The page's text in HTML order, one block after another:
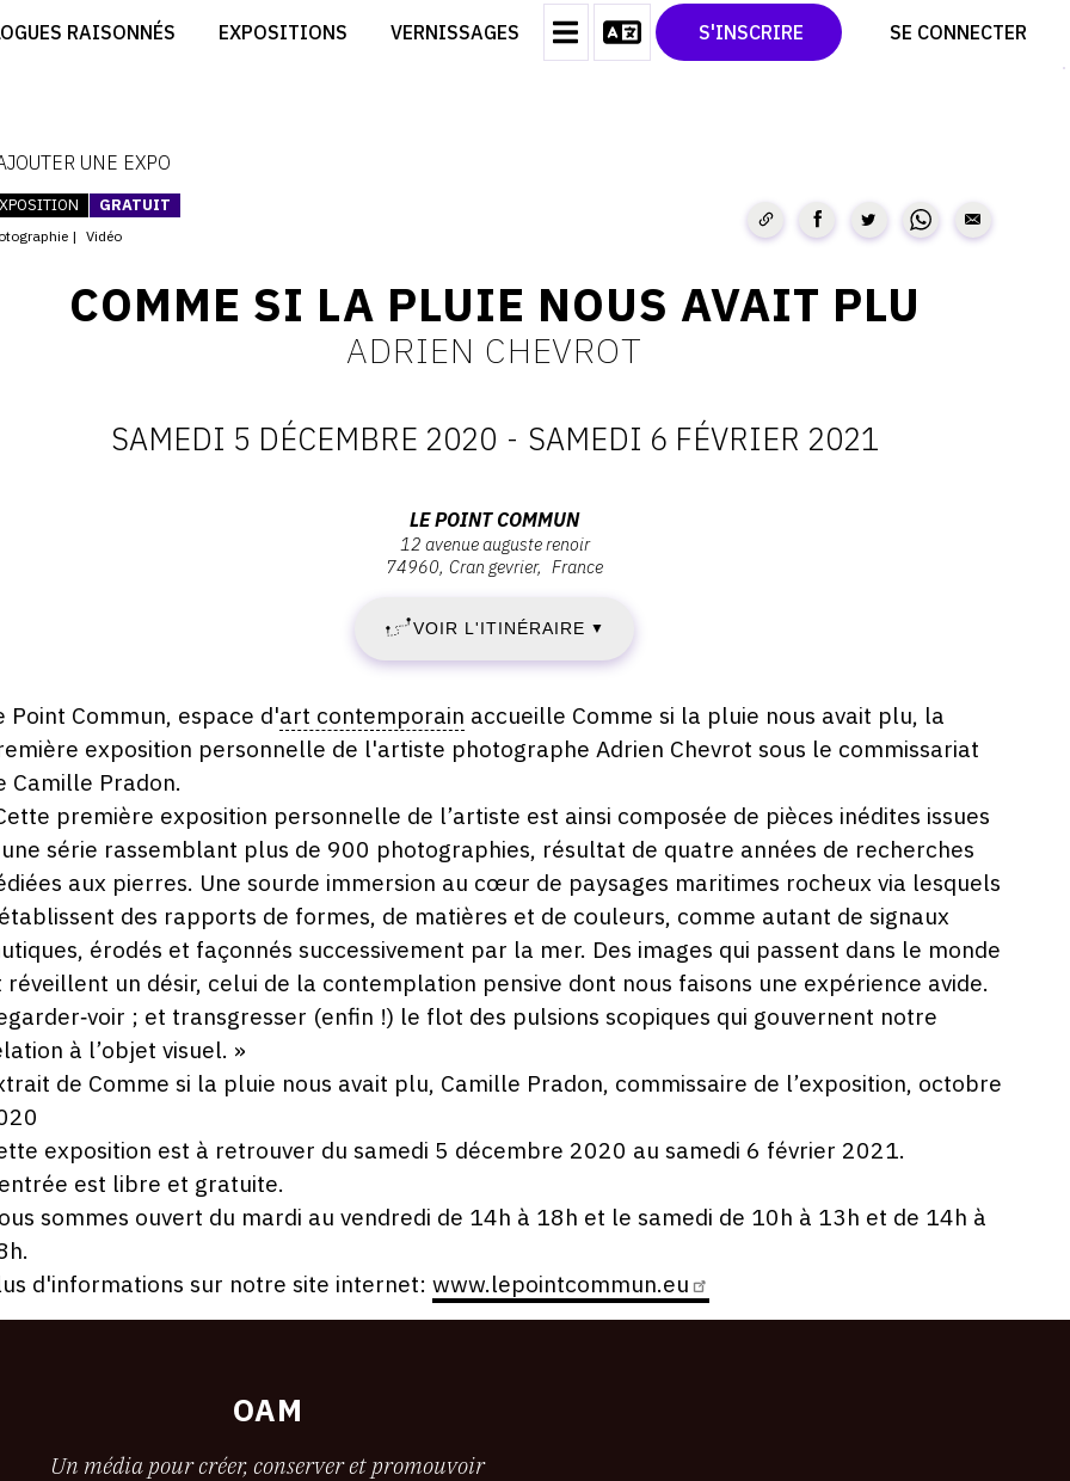
RAISONNÉS EXPOSITIONS VERNISSAGES S'INSCRIRE SE CONNECTER
CRÉER SON CATALOGUE D'EXPO
CONTACT
CGU
TWITTER
PINTEREST
UNE EXPO
GRATUIT
Vidéo
COMME SI LA PLUIE NOUS AVAIT PLU
ADRIEN CHEVROT
:
SAMEDI
5
DÉCEMBRE
2020
-
SAMEDI
6
FÉVRIER
SAMEDI 5 DÉCEMBRE 2020 - SAMEDI 6 FÉVRIER 2021
avenue
Auguste
renoir,
Cran
gevrier
LE POINT COMMUN
12 avenue auguste renoir
74960 Cran gevrier France
VOIR L'ITINÉRAIRE ▼
Point Commun, espace d'art contemporain accueille Comme si la pluie nous avait plu, la
exposition personnelle de l'artiste photographe Adrien Chevrot sous le commissariat
Camille Pradon.
première exposition personnelle de l’artiste est ainsi composée de pièces inédites issues
série rassemblant plus de 900 photographies, résultat de quatre années de recherches
aux pierres. Une sourde immersion au cœur de paysages maritimes rocheux via lesquels
des rapports de formes, de matières et de couleurs, comme autant de signaux
érodés et façonnés successivement par la mer. Des images qui passent dans le monde
réveillent un désir, celui de la contemplation pensive dont nous faisons une expérience avide.
; et transgresser (enfin !) le flot des pulsions scopiques qui gouvernent notre
à l’objet visuel. »
de Comme si la pluie nous avait plu, Camille Pradon, commissaire de l’exposition, octobre
exposition est à retrouver du samedi 5 décembre 2020 au samedi 6 février 2021.
est libre et gratuite.
sommes ouvert du mardi au vendredi de 14h à 18h et le samedi de 10h à 13h et de 14h à
d'informations sur notre site internet: www.lepointcommun.eu
OAM
Un média pour créer, conserver et promouvoir